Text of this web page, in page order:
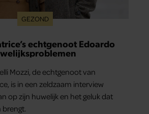
GEZOND
echtgenoot Edoardo
Mozzi, de echtgenoot van
is in een zeldzaam interview
op zijn huwelijk en het geluk dat
brengt.